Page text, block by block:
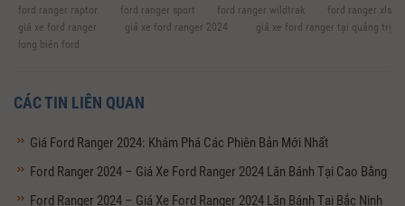
ford ranger raptor
ford ranger sport ford ranger wildtrak
ford ranger xls
giá xe ford ranger
giá xe ford ranger 2024
giá xe ford ranger tại quảng trị
long biên ford
CÁC TIN LIÊN QUAN
Giá Ford Ranger 2024: Khám Phá Các Phiên Bản Mới Nhất
Ford Ranger 2024 – Giá Xe Ford Ranger 2024 Lăn Bánh Tại Cao Bằng
Ford Ranger 2024 – Giá Xe Ford Ranger 2024 Lăn Bánh Tại Bắc Ninh